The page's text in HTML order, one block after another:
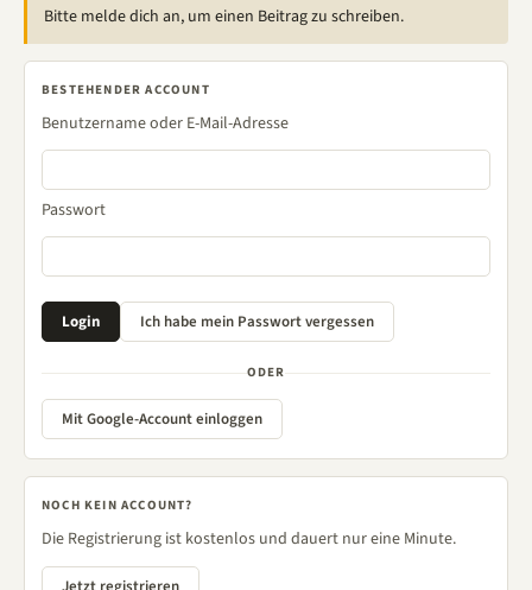
Bitte melde dich an, um einen Beitrag zu schreiben.
BESTEHENDER ACCOUNT
Benutzername oder E-Mail-Adresse
Passwort
ODER
Mit Google-Account einloggen
NOCH KEIN ACCOUNT?
Die Registrierung ist kostenlos und dauert nur eine Minute.